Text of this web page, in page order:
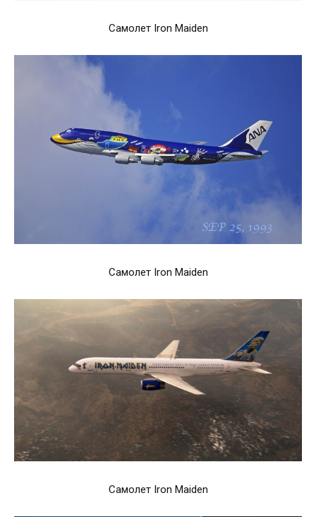
Самолет Iron Maiden
Самолет Iron Maiden
Самолет Iron Maiden